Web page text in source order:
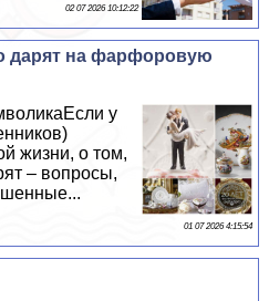
02 07 2026 10:12:22
дарят на фарфоровую
у
жизни, о том,
– вопросы,
01 07 2026 4:15:54